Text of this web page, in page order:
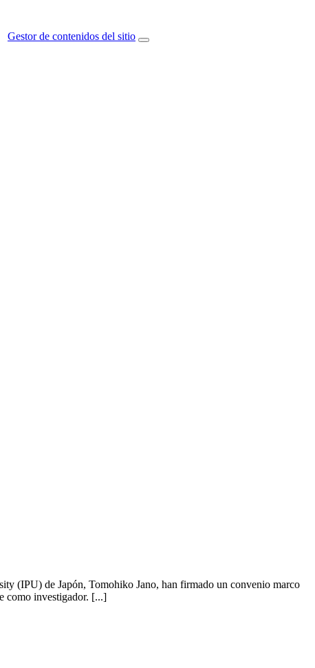
Gestor de contenidos del sitio
(IPU) de Japón, Tomohiko Jano, han firmado un convenio marco
como investigador. [...]